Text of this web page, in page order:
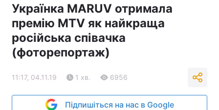
Українка MARUV отримала
премію MTV як найкраща
російська співачка
(фоторепортаж)
11:17, 04.11.19 1 хв. 6956
Підпишіться на нас в Google